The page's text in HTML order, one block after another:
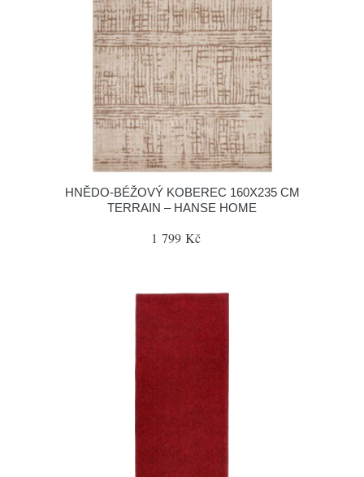
HNĚDO-BÉŽOVÝ KOBEREC 160X235 CM
TERRAIN – HANSE HOME
1 799 Kč